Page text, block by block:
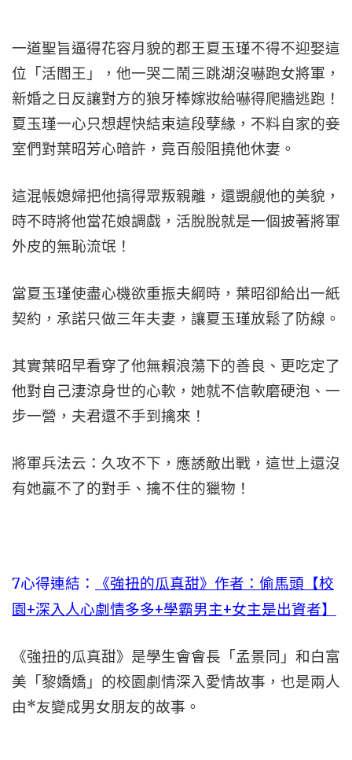
一道聖旨逼得花容月貌的郡王夏玉瑾不得不迎娶這
位「活閻王」，他一哭二鬧三跳湖沒嚇跑女將軍，
新婚之日反讓對方的狼牙棒嫁妝給嚇得爬牆逃跑！
夏玉瑾一心只想趕快結束這段孽緣，不料自家的妾
室們對葉昭芳心暗許，竟百般阻撓他休妻。
這混帳媳婦把他搞得眾叛親離，還覬覦他的美貌，
時不時將他當花娘調戲，活脫脫就是一個披著將軍
外皮的無恥流氓！
當夏玉瑾使盡心機欲重振夫綱時，葉昭卻給出一紙
契約，承諾只做三年夫妻，讓夏玉瑾放鬆了防線。
其實葉昭早看穿了他無賴浪蕩下的善良、更吃定了
他對自己淒涼身世的心軟，她就不信軟磨硬泡、一
步一營，夫君還不手到擒來！
將軍兵法云：久攻不下，應誘敵出戰，這世上還沒
有她贏不了的對手、擒不住的獵物！
7心得連結：
《強扭的瓜真甜》作者：偷馬頭【校
園+深入人心劇情多多+學霸男主+女主是出資者】
《強扭的瓜真甜》是學生會會長「孟景同」和白富
美「黎嬌嬌」的校園劇情深入愛情故事，也是兩人
由*友變成男女朋友的故事。